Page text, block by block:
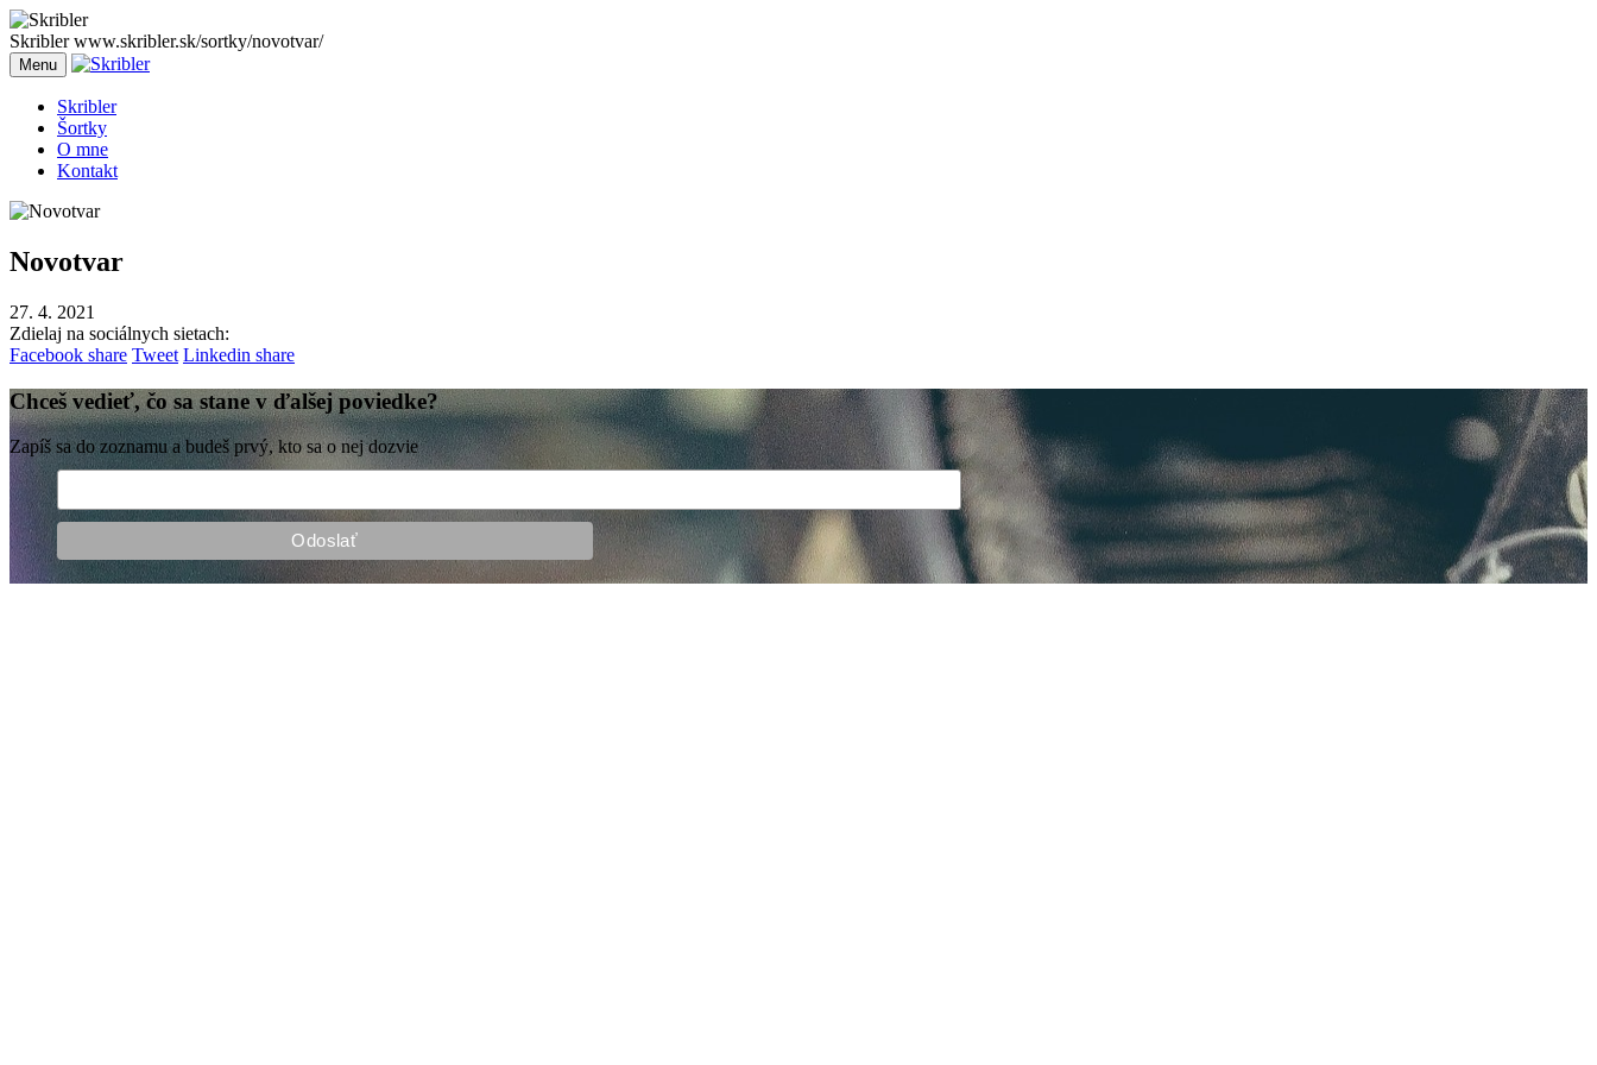
Skriblerwww.skribler.sk/sortky/novotvar/
Menu
Skribler
Šortky
O mne
Kontakt
Novotvar
27. 4. 2021
Zdielaj na sociálnych sietach:
Facebook share Tweet Linkedin share
Chceš vedieť, čo sa stane v ďalšej poviedke?
Zapíš sa do zoznamu a budeš prvý, kto sa o nej dozvie